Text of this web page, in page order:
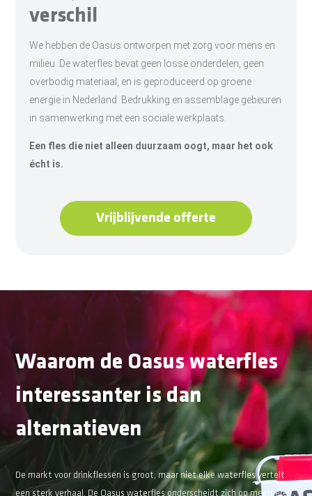
verschil
We hebben de Oasus ontworpen met zorg voor mens en
milieu. De waterfles bevat geen losse onderdelen, geen
overbodig materiaal, en is geproduceerd op groene
energie in Nederland. Bedrukking en assemblage gebeuren
in samenwerking met een sociale werkplaats.
Een fles die niet alleen duurzaam oogt, maar het ook
écht is.
Vrijblijvende offerte
Waarom de Oasus waterfles
interessanter is dan
alternatieven
De markt voor drinkflessen is groot, maar niet elke waterfles vertelt
een sterk verhaal. De Oasus waterfles onderscheidt zich op meerdere